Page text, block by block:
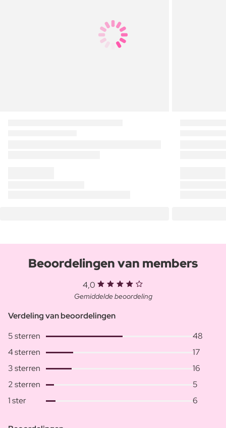
Beoordelingen van members
4,0
Gemiddelde beoordeling
Verdeling van beoordelingen
5 sterren
48
4 sterren
17
3 sterren
16
2 sterren
5
1 ster
6